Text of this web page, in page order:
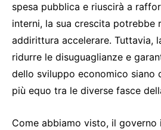
spesa pubblica e riuscirà a
interni, la sua crescita potrebbe
addirittura accelerare. Tuttavia,
ridurre le disuguaglianze e
dello sviluppo economico siano
più equo tra le diverse fasce
Come abbiamo visto, il governo